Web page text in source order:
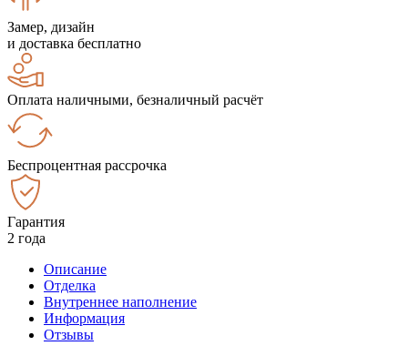
Замер, дизайн
и доставка бесплатно
Оплата наличными, безналичный расчёт
Беспроцентная рассрочка
Гарантия
2 года
Описание
Отделка
Внутреннее наполнение
Информация
Отзывы